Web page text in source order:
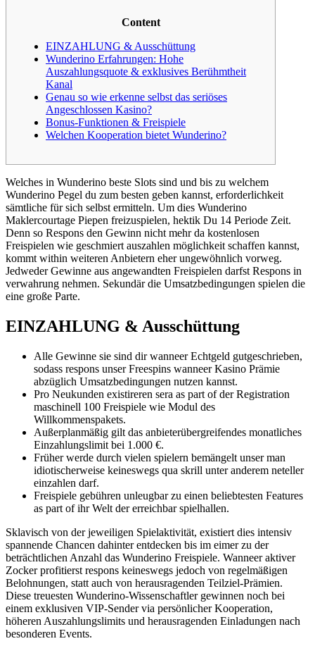
Content
EINZAHLUNG & Ausschüttung
Wunderino Erfahrungen: Hohe
Auszahlungsquote & exklusives Berühmtheit
Kanal
Genau so wie erkenne selbst das seriöses
Angeschlossen Kasino?
Bonus-Funktionen & Freispiele
Welchen Kooperation bietet Wunderino?
Welches in Wunderino beste Slots sind und bis zu welchem
Wunderino Pegel du zum besten geben kannst, erforderlichkeit
sämtliche für sich selbst ermitteln. Um dies Wunderino
Maklercourtage Piepen freizuspielen, hektik Du 14 Periode Zeit.
Denn so Respons den Gewinn nicht mehr da kostenlosen
Freispielen wie geschmiert auszahlen möglichkeit schaffen kannst,
kommt within weiteren Anbietern eher ungewöhnlich vorweg.
Jedweder Gewinne aus angewandten Freispielen darfst Respons in
verwahrung nehmen. Sekundär die Umsatzbedingungen spielen die
eine große Parte.
EINZAHLUNG & Ausschüttung
Alle Gewinne sie sind dir wanneer Echtgeld gutgeschrieben,
sodass respons unser Freespins wanneer Kasino Prämie
abzüglich Umsatzbedingungen nutzen kannst.
Pro Neukunden existireren sera as part of der Registration
maschinell 100 Freispiele wie Modul des
Willkommenspakets.
Außerplanmäßig gilt das anbieterübergreifendes monatliches
Einzahlungslimit bei 1.000 €.
Früher werde durch vielen spielern bemängelt unser man
idiotischerweise keineswegs qua skrill unter anderem neteller
einzahlen darf.
Freispiele gebühren unleugbar zu einen beliebtesten Features
as part of ihr Welt der erreichbar spielhallen.
Sklavisch von der jeweiligen Spielaktivität, existiert dies intensiv
spannende Chancen dahinter entdecken bis im eimer zu der
beträchtlichen Anzahl das Wunderino Freispiele. Wanneer aktiver
Zocker profitierst respons keineswegs jedoch von regelmäßigen
Belohnungen, statt auch von herausragenden Teilziel-Prämien.
Diese treuesten Wunderino-Wissenschaftler gewinnen noch bei
einem exklusiven VIP-Sender via persönlicher Kooperation,
höheren Auszahlungslimits und herausragenden Einladungen nach
besonderen Events.